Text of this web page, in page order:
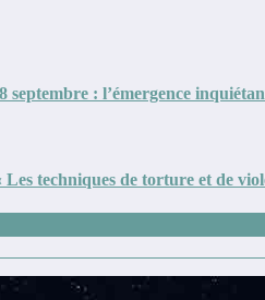
septembre : l’émergence
techniques de torture et de